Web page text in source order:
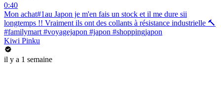
0:40
Mon achat#1au Japon je m'en fais un stock et il me dure sii
longtemps !! Vraiment ils ont des collants à résistance industrielle 🔨
#familymart #voyagejapon #japon #shoppingjapon
Kiwi Pinku
il y a 1 semaine